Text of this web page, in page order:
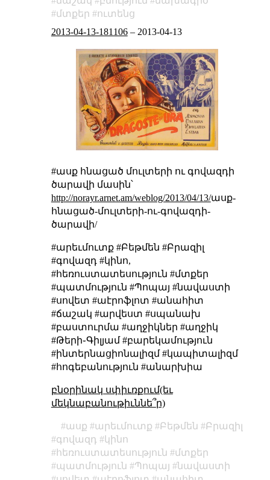
մտքեր
ուտենց
2013-04-13-181106– 2013-04-13
#ասք հնացած մուլտերի ու գովազդի
ծարավի մասին՝
http://norayr.arnet.am/weblog/2013/04/13/ասք-
հնացած-մուլտերի-ու-գովազդի-
ծարավի/
#արեւմուտք #Բեթմեն #Բրազիլ
#գովազդ #կինո,
#հեռուստատեսություն #մտքեր
#պատմություն #Պոպայ #նավաստի
#սովետ #աէրոֆլոտ #անահիտ
#ճաշակ #արվեստ #սպանախ
#բաստուրմա #աղջիկներ #աղջիկ
#Թերի֊Գիլյամ #բարեկամություն
#ինտերնացիոնալիզմ #կապիտալիզմ
#հոգեբանություն #անարխիա
բնօրինակ սփիւռքում(եւ
մեկնաբանութիւննե՞ր)
ասք արեւմուտք Բեթմեն
Բրազիլ
գովազդ
կինո
հեռուստատեսություն
մտքեր
պատմություն
Պոպայ
նավաստի